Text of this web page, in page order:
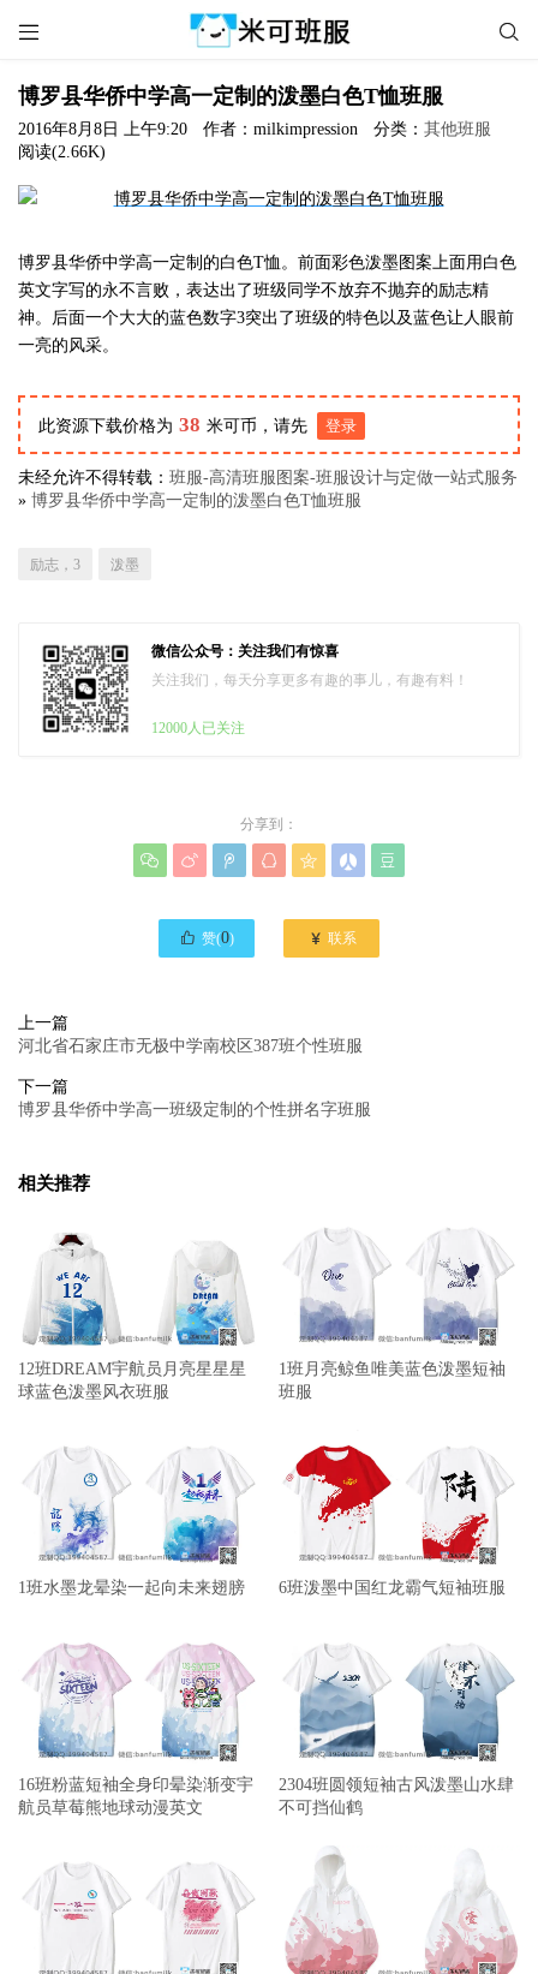
 
博罗县华侨中学高一定制的泼墨白色T恤班服
2016年8月8日 上午9:20 作者：milkimpression 分类： 其他班服
阅读(2.66K)
博罗县华侨中学高一定制的白色T恤。前面彩色泼墨图案上面用白色
英文字写的永不言败，表达出了班级同学不放弃不抛弃的励志精
神。后面一个大大的蓝色数字3突出了班级的特色以及蓝色让人眼前
一亮的风采。
此资源下载价格为 38 米可币，请先 登录
未经允许不得转载： 班服-高清班服图案-班服设计与定做一站式服务
» 博罗县华侨中学高一定制的泼墨白色T恤班服
励志，3 泼墨
微信公众号：关注我们有惊喜
关注我们，每天分享更多有趣的事儿，有趣有料！
12000人已关注
分享到：
      
 赞(0)  联系
上一篇
河北省石家庄市无极中学南校区387班个性班服
下一篇
博罗县华侨中学高一班级定制的个性拼名字班服
相关推荐
12班DREAM宇航员月亮星星星
球蓝色泼墨风衣班服
1班月亮鲸鱼唯美蓝色泼墨短袖
班服
1班水墨龙晕染一起向未来翅膀 6班泼墨中国红龙霸气短袖班服
16班粉蓝短袖全身印晕染渐变宇
航员草莓熊地球动漫英文
2304班圆领短袖古风泼墨山水肆
不可挡仙鹤